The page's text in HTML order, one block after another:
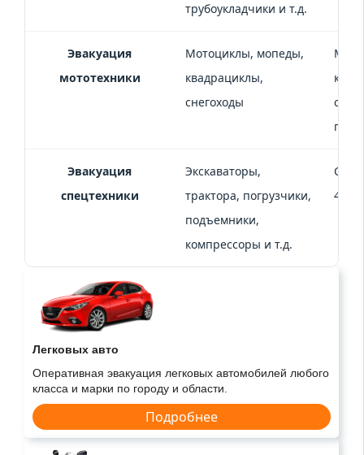
трубоукладчики и т.д.
Эвакуация
мототехники
Мотоциклы, мопеды,
квадрациклы,
снегоходы
Эвакуация
спецтехники
Экскаваторы,
трактора, погрузчики,
подъемники,
компрессоры и т.д.
4,4
Легковых авто
Оперативная эвакуация легковых автомобилей любого
класса и марки по городу и области.
Подробнее